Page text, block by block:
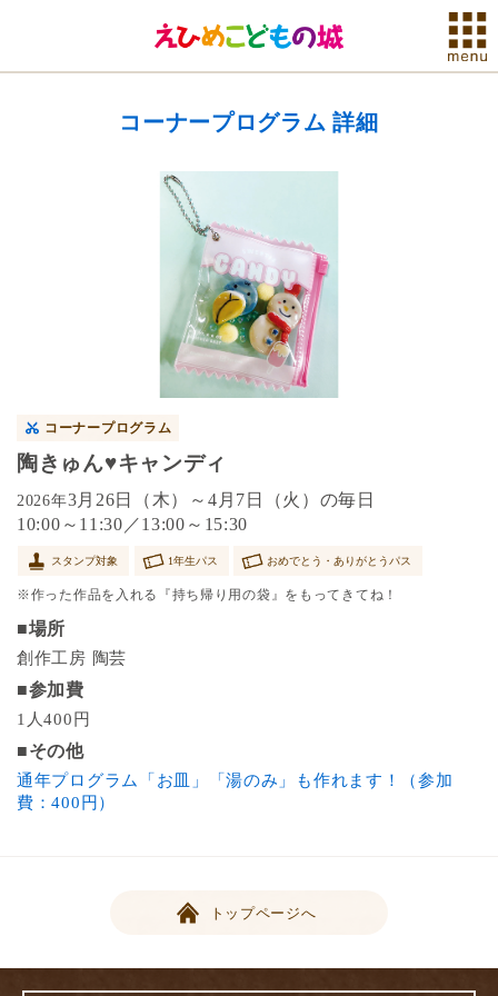
コーナープログラム 詳細
コーナープログラム
陶きゅん♥キャンディ
2026年3月26日（木）～4月7日（火）の毎日
10:00～11:30／13:00～15:30
スタンプ対象 1年生パス おめでとう・ありがとうパス
※作った作品を入れる『持ち帰り用の袋』をもってきてね！
■場所
創作工房 陶芸
■参加費
1人400円
■その他
通年プログラム「お皿」「湯のみ」も作れます！（参加
費：400円）
トップページへ